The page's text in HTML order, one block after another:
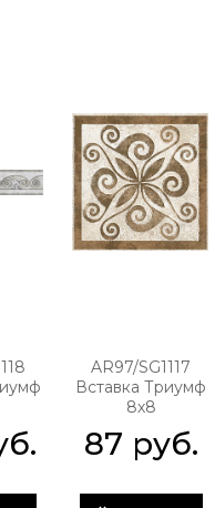
AR97/SG1117
Вставка Триумф
8х8
87 руб.